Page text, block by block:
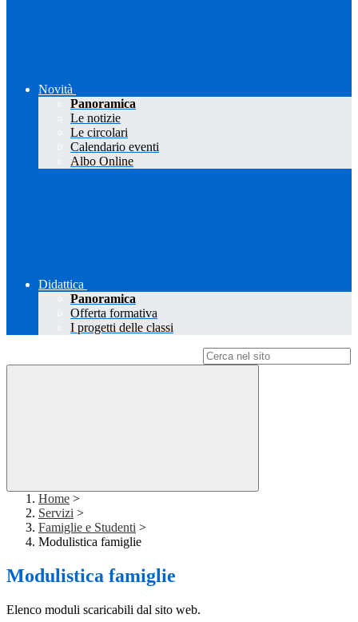
Novità
Panoramica
Le notizie
Le circolari
Calendario eventi
Albo Online
Didattica
Panoramica
Offerta formativa
I progetti delle classi
Home >
Servizi >
Famiglie e Studenti >
Modulistica famiglie
Modulistica famiglie
Elenco moduli scaricabili dal sito web.